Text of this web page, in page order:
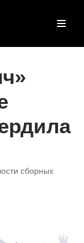
сборных